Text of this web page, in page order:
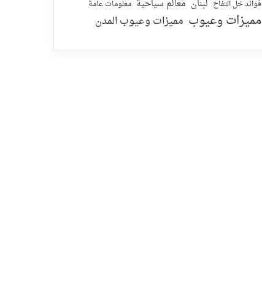
فوائد خل التفاح لبنان معالم سياحية معلومات عامة
مميزات وعيوب مميزات وعيوب المدن